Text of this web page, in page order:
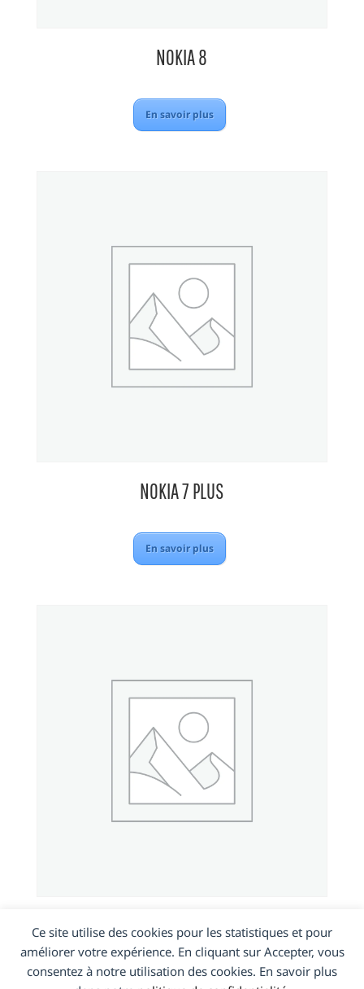
Ce site utilise des cookies pour les statistiques et pour
améliorer votre expérience. En cliquant sur Accepter, vous
consentez à notre utilisation des cookies. En savoir plus
NOKIA 8
En savoir plus
NOKIA 7 PLUS
En savoir plus
NOKIA 3.1
En savoir plus